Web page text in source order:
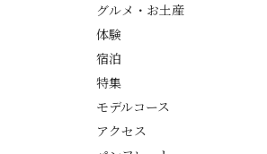
グルメ・お土産
体験
宿泊
特集
モデルコース
アクセス